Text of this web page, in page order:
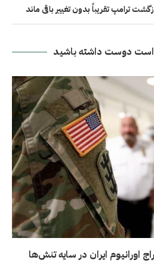
ترامپ تقریباً بدون تغییر باقی ماند
دوست داشته باشید
اورانیوم ایران در سایه تنش‌ها